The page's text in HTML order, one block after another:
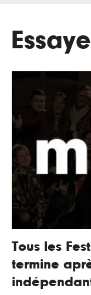
Tous les
termine